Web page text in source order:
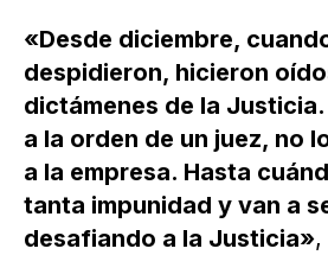
«Desde diciembre,
despidieron, hicieron
dictámenes de la
a la orden de un juez, no
a la empresa. Hasta
tanta impunidad y van a
desafiando a la Justicia»,